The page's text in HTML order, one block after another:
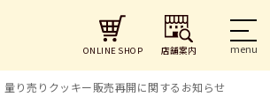
ONLINE SHOP 店舗案内
量り売りクッキー販売再開に関するお知らせ